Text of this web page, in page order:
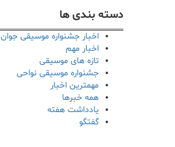
دسته بندی ها
اخبار جشنواره موسیقی جوان
اخبار مهم
تازه های موسیقی
جشنواره موسیقی نواحی
مهمترین اخبار
همه خبرها
یادداشت هفته
گفتگو